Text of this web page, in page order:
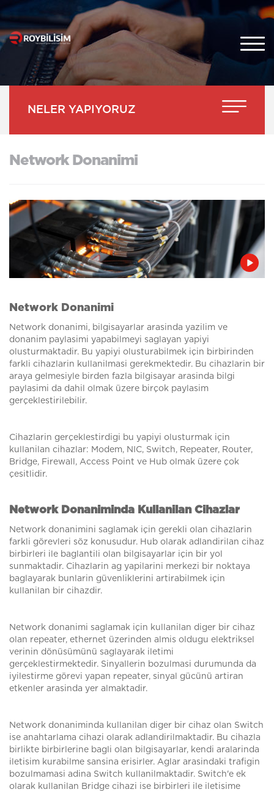
TR
NELER YAPIYORUZ
Network Donanimi
Network Donanimi
Network donanimi, bilgisayarlar arasinda yazilim ve
donanim paylasimi yapabilmeyi saglayan yapiyi
olusturmaktadir. Bu yapiyi olusturabilmek için birbirinden
farkli cihazlarin kullanilmasi gerekmektedir. Bu cihazlarin bir
araya gelmesiyle birden fazla bilgisayar arasinda bilgi
paylasimi da dahil olmak üzere birçok paylasim
gerçeklestirilebilir.
Cihazlarin gerçeklestirdigi bu yapiyi olusturmak için
kullanilan cihazlar: Modem, NIC, Switch, Repeater, Router,
Bridge, Firewall, Access Point ve Hub olmak üzere çok
çesitlidir.
Network Donaniminda Kullanilan Cihazlar
Network donanimini saglamak için gerekli olan cihazlarin
farkli görevleri söz konusudur. Hub olarak adlandirilan cihaz
birbirleri ile baglantili olan bilgisayarlar için bir yol
sunmaktadir. Cihazlarin ag yapilarini merkezi bir noktaya
baglayarak bunlarin güvenliklerini artirabilmek için
kullanilan bir cihazdir.
Network donanimi saglamak için kullanilan diger bir cihaz
olan repeater, ethernet üzerinden almis oldugu elektriksel
verinin dönüsümünü saglayarak iletimi
gerçeklestirmektedir. Sinyallerin bozulmasi durumunda da
iyilestirme görevi yapan repeater, sinyal gücünü artiran
etkenler arasinda yer almaktadir.
Network donaniminda kullanilan diger bir cihaz olan Switch
ise anahtarlama cihazi olarak adlandirilmaktadir. Bu cihazla
birlikte birbirlerine bagli olan bilgisayarlar, kendi aralarinda
iletisim kurabilme sansina erisirler. Aglar arasindaki trafigin
bozulmamasi adina Switch kullanilmaktadir. Switch'e ek
olarak kullanilan Bridge cihazi ise birbirleri ile iletisime